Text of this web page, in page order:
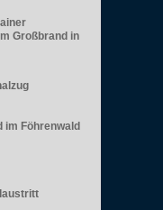
Großbrand in
im Föhrenwald